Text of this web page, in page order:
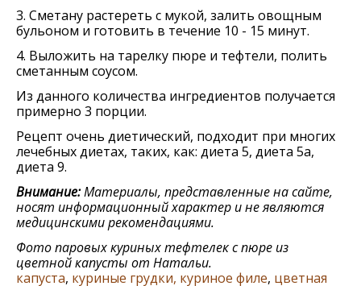
3. Сметану растереть с мукой, залить овощным
бульоном и готовить в течение 10 - 15 минут.
4. Выложить на тарелку пюре и тефтели, полить
сметанным соусом.
Из данного количества ингредиентов получается
примерно 3 порции.
Рецепт очень диетический, подходит при многих
лечебных диетах, таких, как: диета 5, диета 5а,
диета 9.
Внимание:Материалы, представленные на сайте,
носят информационный характер и не являются
медицинскими рекомендациями.
Фото паровых куриных тефтелек с пюре из
цветной капусты от Натальи.
капуста, куриные грудки, куриное филе, цветная